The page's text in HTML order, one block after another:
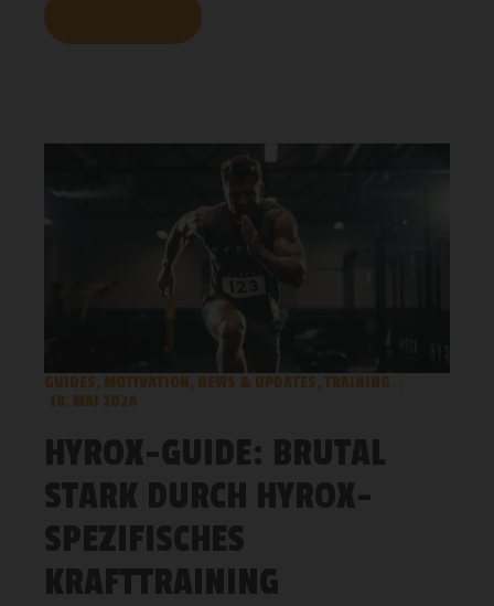
GUIDES, MOTIVATION, NEWS & UPDATES, TRAINING
18. MAI 2026
HYROX-GUIDE: BRUTAL
STARK DURCH HYROX-
SPEZIFISCHES
KRAFTTRAINING